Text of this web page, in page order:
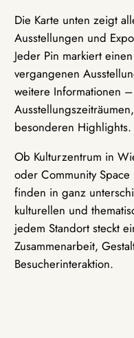
Die Karte unten zeigt
Ausstellungen und
Jeder Pin markiert
vergangenen
weitere Informationen
besonderen Highlights.
Ob Kulturzentrum in
oder Community
finden in ganz
kulturellen und
jedem Standort steckt
Zusammenarbeit,
Besucherinteraktion.